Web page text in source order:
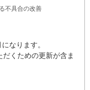
不具合の改善
なります。
くための更新が含ま